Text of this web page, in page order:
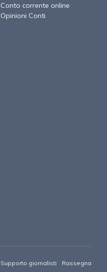
Conto corrente online
Opinioni Conti
Supporto giornalisti
Rassegna